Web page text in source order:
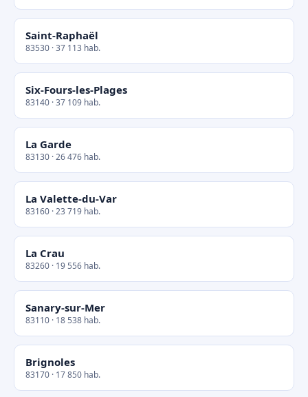
Saint-Raphaël
83530 · 37 113 hab.
Six-Fours-les-Plages
83140 · 37 109 hab.
La Garde
83130 · 26 476 hab.
La Valette-du-Var
83160 · 23 719 hab.
La Crau
83260 · 19 556 hab.
Sanary-sur-Mer
83110 · 18 538 hab.
Brignoles
83170 · 17 850 hab.